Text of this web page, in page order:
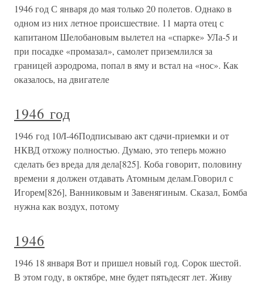
1946 год С января до мая только 20 полетов. Однако в
одном из них летное происшествие. 11 марта отец с
капитаном Шелобановым вылетел на «спарке» УЛа-5 и
при посадке «промазал», самолет приземлился за
границей аэродрома, попал в яму и встал на «нос». Как
оказалось, на двигателе
1946 год
1946 год 10/I-46Подписываю акт сдачи-приемки и от
НКВД отхожу полностью. Думаю, это теперь можно
сделать без вреда для дела[825]. Коба говорит, половину
времени я должен отдавать Атомным делам.Говорил с
Игорем[826], Ванниковым и Завенягиным. Сказал, Бомба
нужна как воздух, потому
1946
1946 18 января Вот и пришел новый год. Сорок шестой.
В этом году, в октябре, мне будет пятьдесят лет. Живу